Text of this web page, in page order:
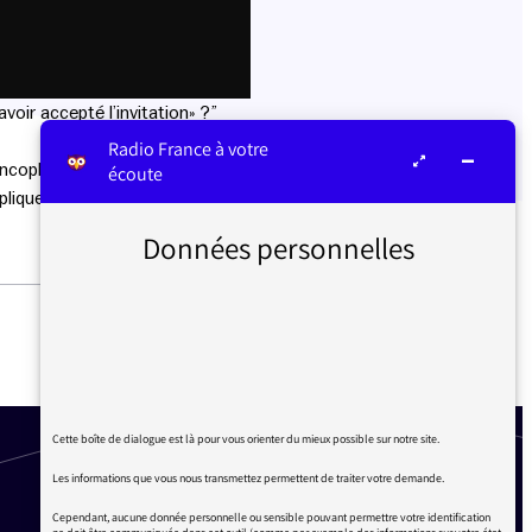
accepté l’invitation» ?”
Ancien Délégué
le sens des mots.
Radio France à votre
écoute
Données personnelles
Cette boîte de dialogue est là pour vous orienter du mieux possible sur notre site.
Les informations que vous nous transmettez permettent de traiter votre demande.
Cependant, aucune donnée personnelle ou sensible pouvant permettre votre identification